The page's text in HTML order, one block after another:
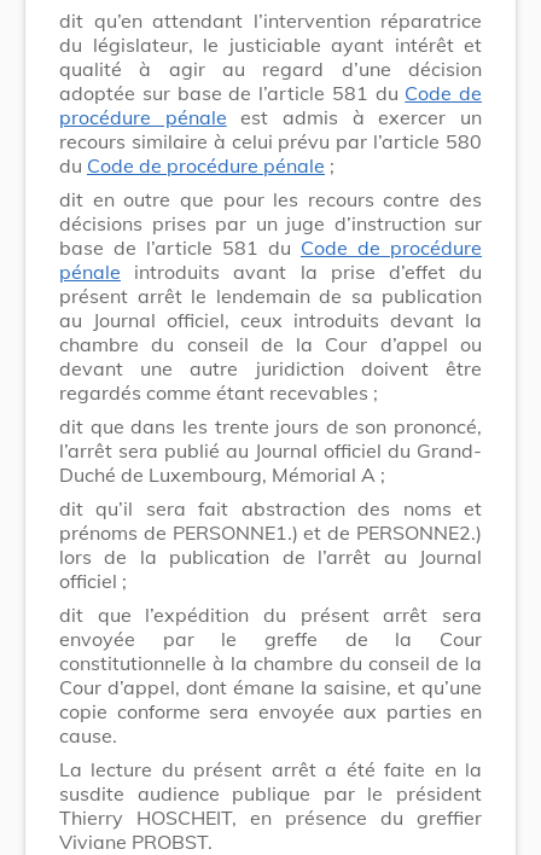
dit qu’en attendant l’intervention réparatrice
du législateur, le justiciable ayant intérêt et
qualité à agir au regard d’une décision
adoptée sur base de l’article 581 du Code de
procédure pénale est admis à exercer un
recours similaire à celui prévu par l’article 580
du Code de procédure pénale ;
dit en outre que pour les recours contre des
décisions prises par un juge d’instruction sur
base de l’article 581 du Code de procédure
pénale introduits avant la prise d’effet du
présent arrêt le lendemain de sa publication
au Journal officiel, ceux introduits devant la
chambre du conseil de la Cour d’appel ou
devant une autre juridiction doivent être
regardés comme étant recevables ;
dit que dans les trente jours de son prononcé,
l’arrêt sera publié au Journal officiel du Grand-
Duché de Luxembourg, Mémorial A ;
dit qu’il sera fait abstraction des noms et
prénoms de PERSONNE1.) et de PERSONNE2.)
lors de la publication de l’arrêt au Journal
officiel ;
dit que l’expédition du présent arrêt sera
envoyée par le greffe de la Cour
constitutionnelle à la chambre du conseil de la
Cour d’appel, dont émane la saisine, et qu’une
copie conforme sera envoyée aux parties en
cause.
La lecture du présent arrêt a été faite en la
susdite audience publique par le président
Thierry HOSCHEIT, en présence du greffier
Viviane PROBST.